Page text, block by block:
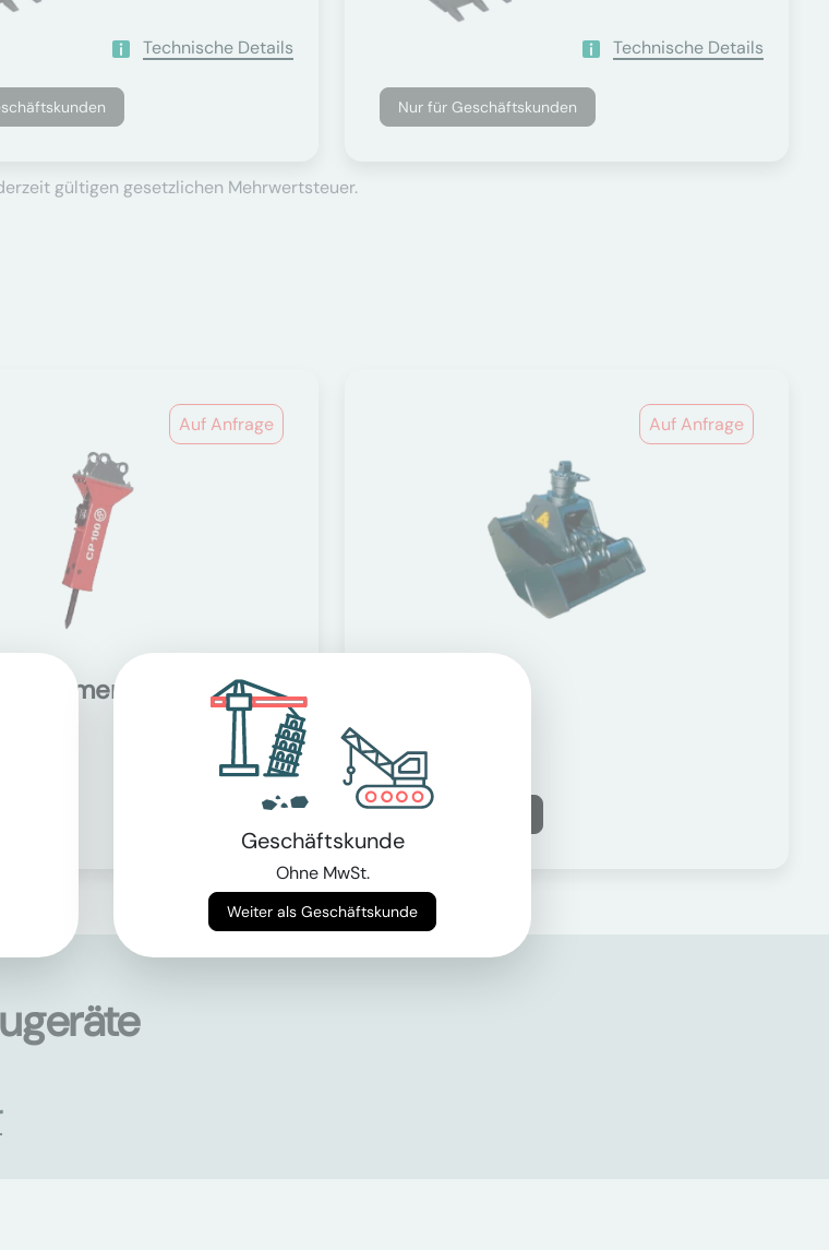
Technische Details Technische Details
Nur für Geschäftskunden
gültigen gesetzlichen Mehrwertsteuer.
Auf Anfrage
59.9t
Auf Anfrage
Mehr erfahren
Geschäftskunde
Ohne MwSt.
Weiter als Geschäftskunde